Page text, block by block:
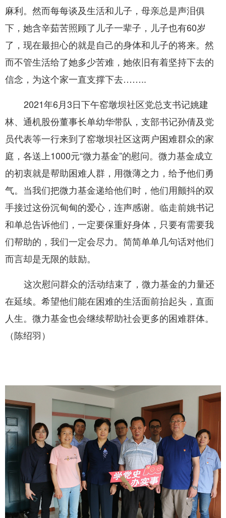
麻利。然而每每谈及生活和儿子，母亲总是声泪俱
下，她含辛茹苦照顾了儿子一辈子，儿子也有60岁
了，现在最担心的就是自己的身体和儿子的将来。然
而不管生活给了她多少苦难，她依旧有着坚持下去的
信念，为这个家一直支撑下去……..
2021年6月3日下午窑墩坝社区党总支书记姚建
林、通机股份董事长单幼华带队，支部书记孙倩及党
员代表等一行来到了窑墩坝社区这两户困难群众的家
庭，各送上1000元“微力基金”的慰问。微力基金成立
的初衷就是帮助困难人群，用微薄之力，给予他们勇
气。当我们把微力基金递给他们时，他们用颤抖的双
手接过这份沉甸甸的爱心，连声感谢。临走前姚书记
和单总告诉他们，一定要保重好身体，只要有需要我
们帮助的，我们一定会尽力。简简单单几句话对他们
而言却是无限的鼓励。
这次慰问群众的活动结束了，微力基金的力量还
在延续。希望他们能在困难的生活面前抬起头，直面
人生。微力基金也会继续帮助社会更多的困难群体。
（陈绍羽）